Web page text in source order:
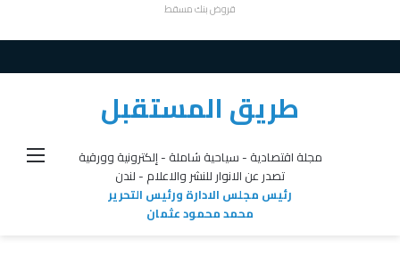
قروض بنك مسقط
طريق المستقبل
مجلة اقتصادية - سياحية شاملة - إلكترونية وورقية
تصدر عن الانوار للنشر والاعلام - لندن
رئيس مجلس الادارة ورئيس التحرير
محمد محمود عثمان